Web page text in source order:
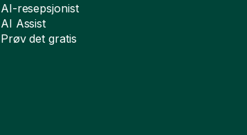
AI-resepsjonist
AI Assist
Prøv det gratis